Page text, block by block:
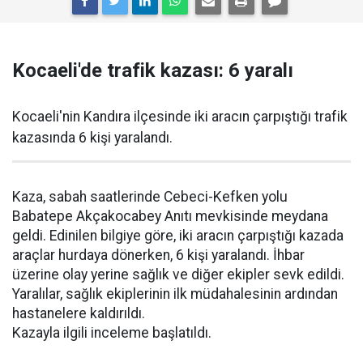
Kocaeli'de trafik kazası: 6 yaralı
Kocaeli'nin Kandıra ilçesinde iki aracın çarpıştığı trafik
kazasında 6 kişi yaralandı.
Kaza, sabah saatlerinde Cebeci-Kefken yolu
Babatepe Akçakocabey Anıtı mevkisinde meydana
geldi. Edinilen bilgiye göre, iki aracın çarpıştığı kazada
araçlar hurdaya dönerken, 6 kişi yaralandı. İhbar
üzerine olay yerine sağlık ve diğer ekipler sevk edildi.
Yaralılar, sağlık ekiplerinin ilk müdahalesinin ardından
hastanelere kaldırıldı.
Kazayla ilgili inceleme başlatıldı.